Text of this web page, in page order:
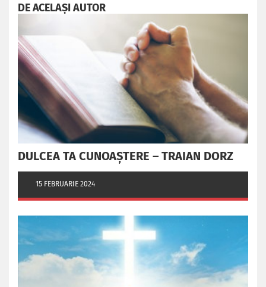
DE ACELAȘI AUTOR
DULCEA TA CUNOAȘTERE – TRAIAN DORZ
15 FEBRUARIE 2024